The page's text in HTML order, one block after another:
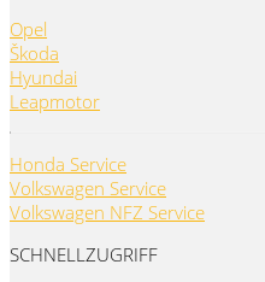
Opel
Škoda
Hyundai
Leapmotor
Honda Service
Volkswagen Service
Volkswagen NFZ Service
SCHNELLZUGRIFF